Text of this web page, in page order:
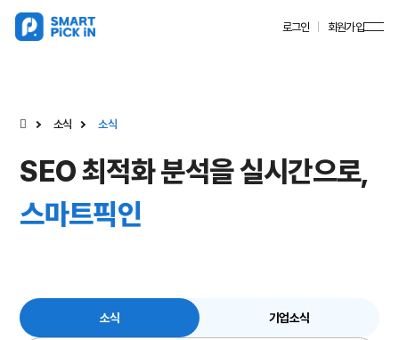
로그인 회원가입
소식 소식
SEO 최적화 분석을 실시간으로,
스마트픽인
소식 기업소식